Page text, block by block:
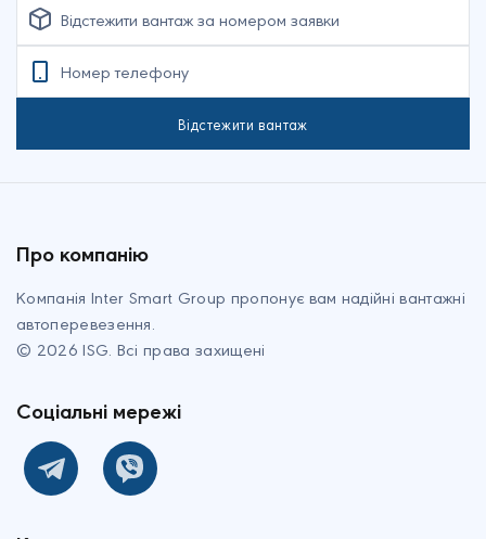
Відстежити вантаж
Про компанію
Компанія Inter Smart Group пропонує вам надійні вантажні
автоперевезення
© 2026 ISG. Всі права захищені
Соціальні мережі